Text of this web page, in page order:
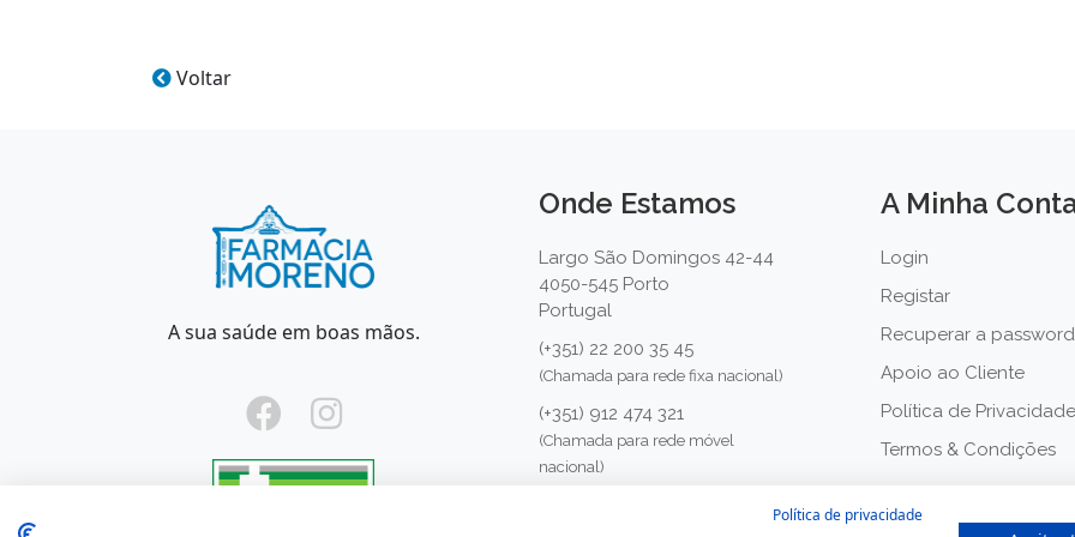
Voltar
A sua saúde em boas mãos.
Onde Estamos
Largo São Domingos 42-44
4050-545 Porto
Portugal
(+351) 22 200 35 45
(Chamada para rede fixa nacional)
(+351) 912 474 321
(Chamada para rede móvel
nacional)
A Minha
Login
Registar
Recuperar a password
Apoio ao Cliente
Política de Privacidade
Termos & Condições
Política de privacidade